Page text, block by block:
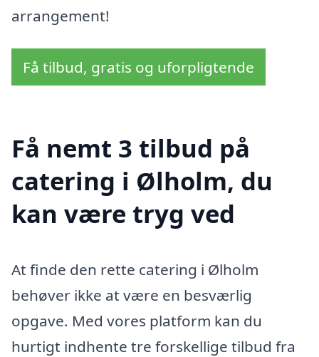
arrangement!
Få tilbud, gratis og uforpligtende
Få nemt 3 tilbud på
catering i Ølholm, du
kan være tryg ved
At finde den rette catering i Ølholm
behøver ikke at være en besværlig
opgave. Med vores platform kan du
hurtigt indhente tre forskellige tilbud fra